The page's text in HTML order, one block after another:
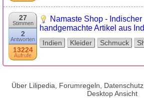
27
Stimmen
2
Antworten
13224
Aufrufe
Namaste Shop - Indischer
handgemachte Artikel aus
Indien Kleider Schmuck
Über Lilipedia, Forumregeln,
Desktop Ansicht